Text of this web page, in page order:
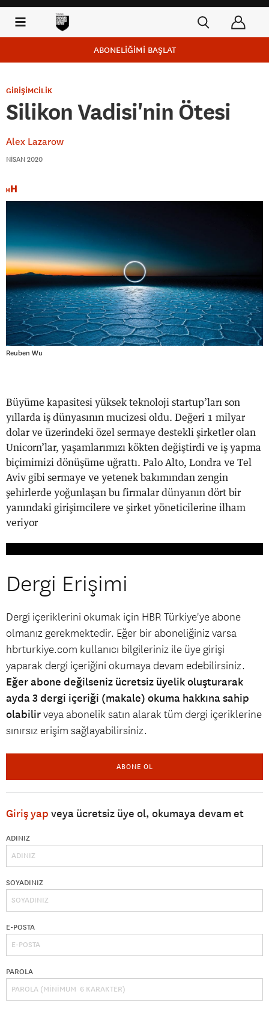
ABONELİĞİMİ BAŞLAT
GİRİŞİMCİLİK
Silikon Vadisi'nin Ötesi
Alex Lazarow
NISAN 2020
Reuben Wu
Büyüme kapasitesi yüksek teknoloji startup’ları son
yıllarda iş dünyasının mucizesi oldu. Değeri 1 milyar
dolar ve üzerindeki özel sermaye destekli şirketler olan
Unicorn’lar, yaşamlarımızı kökten değiştirdi ve iş yapma
biçimimizi dönüşüme uğrattı. Palo Alto, Londra ve Tel
Aviv gibi sermaye ve yetenek bakımından zengin
şehirlerde yoğunlaşan bu firmalar dünyanın dört bir
yanındaki girişimcilere ve şirket yöneticilerine ilham
veriyor
Dergi Erişimi
Dergi içeriklerini okumak için HBR Türkiye'ye abone
olmanız gerekmektedir. Eğer bir aboneliğiniz varsa
hbrturkiye.com kullanıcı bilgileriniz ile üye girişi
yaparak dergi içeriğini okumaya devam edebilirsiniz.
Eğer abone değilseniz ücretsiz üyelik oluşturarak
ayda 3 dergi içeriği (makale) okuma hakkına sahip
olabilirveya abonelik satın alarak tüm dergi içeriklerine
sınırsız erişim sağlayabilirsiniz.
ABONE OL
Giriş yap veya ücretsiz üye ol, okumaya devam et
ADINIZ
SOYADINIZ
E-POSTA
PAROLA